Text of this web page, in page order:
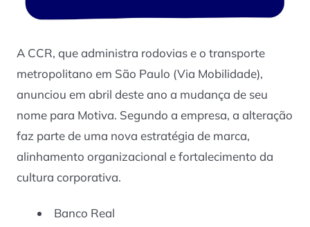
A CCR, que administra rodovias e o transporte
metropolitano em São Paulo (Via Mobilidade),
anunciou em abril deste ano a mudança de seu
nome para Motiva. Segundo a empresa, a alteração
faz parte de uma nova estratégia de marca,
alinhamento organizacional e fortalecimento da
cultura corporativa.
Banco Real